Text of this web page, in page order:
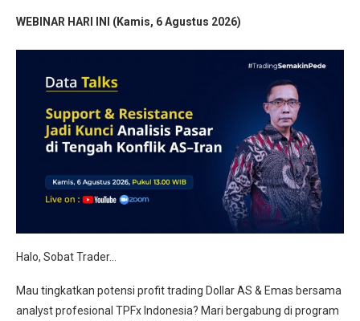
WEBINAR HARI INI (Kamis, 6 Agustus 2026)
Halo, Sobat Trader…
Mau tingkatkan potensi profit trading Dollar AS & Emas bersama
analyst profesional TPFx Indonesia? Mari bergabung di program